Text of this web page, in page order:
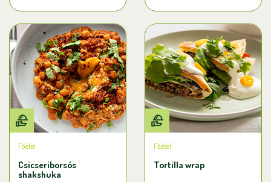
Főétel
Csicseriborsós
shakshuka
Főétel
Tortilla wrap